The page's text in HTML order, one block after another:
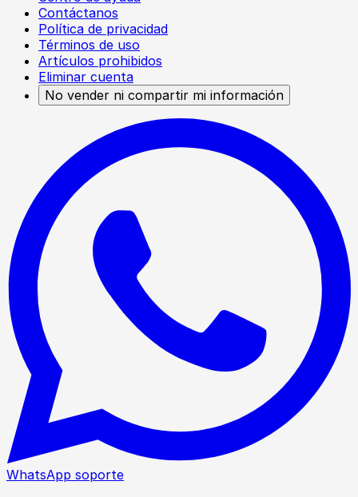
Contáctanos
Política de privacidad
Términos de uso
Artículos prohibidos
Eliminar cuenta
No vender ni compartir mi información
WhatsApp soporte